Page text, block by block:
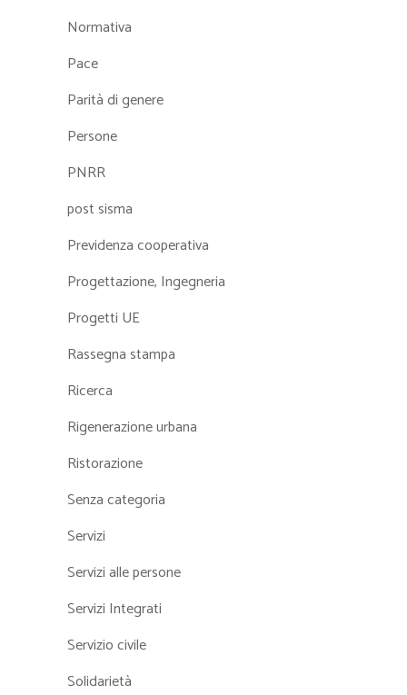
Normativa
Pace
Parità di genere
Persone
PNRR
post sisma
Previdenza cooperativa
Progettazione, Ingegneria
Progetti UE
Rassegna stampa
Ricerca
Rigenerazione urbana
Ristorazione
Senza categoria
Servizi
Servizi alle persone
Servizi Integrati
Servizio civile
Solidarietà